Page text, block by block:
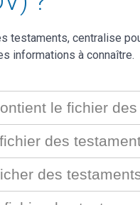
testaments, centralise
informations à connaître.
le fichier
des
des